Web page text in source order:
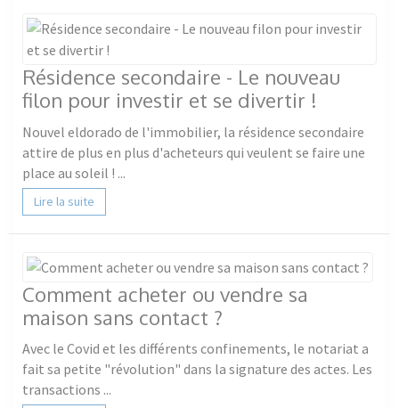
Résidence secondaire - Le nouveau
filon pour investir et se divertir !
Nouvel eldorado de l'immobilier, la résidence secondaire
attire de plus en plus d'acheteurs qui veulent se faire une
place au soleil ! ...
Lire la suite
Comment acheter ou vendre sa
maison sans contact ?
Avec le Covid et les différents confinements, le notariat a
fait sa petite "révolution" dans la signature des actes. Les
transactions ...